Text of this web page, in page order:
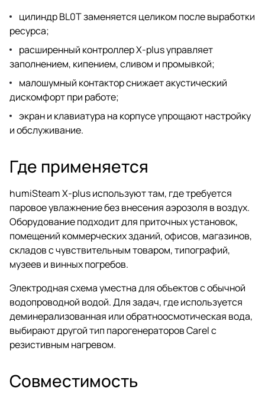
цилиндр BL0T заменяется целиком после выработки
ресурса;
расширенный контроллер X-plus управляет
заполнением, кипением, сливом и промывкой;
малошумный контактор снижает акустический
дискомфорт при работе;
экран и клавиатура на корпусе упрощают настройку
и обслуживание.
Где применяется
humiSteam X-plus используют там, где требуется
паровое увлажнение без внесения аэрозоля в воздух.
Оборудование подходит для приточных установок,
помещений коммерческих зданий, офисов, магазинов,
складов с чувствительным товаром, типографий,
музеев и винных погребов.
Электродная схема уместна для объектов с обычной
водопроводной водой. Для задач, где используется
деминерализованная или обратноосмотическая вода,
выбирают другой тип парогенераторов Carel с
резистивным нагревом.
Совместимость